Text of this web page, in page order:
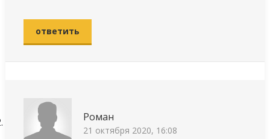
ответить
Роман
21 октября 2020, 16:08